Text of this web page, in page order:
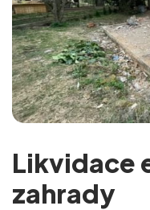
Likvidace
zahrady